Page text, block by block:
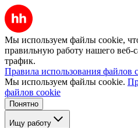
Мы используем файлы cookie,
правильную работу нашего веб-
трафик.
Правила использования файлов
Мы используем файлы cookie.
файлов cookie
Понятно
Ищу работу